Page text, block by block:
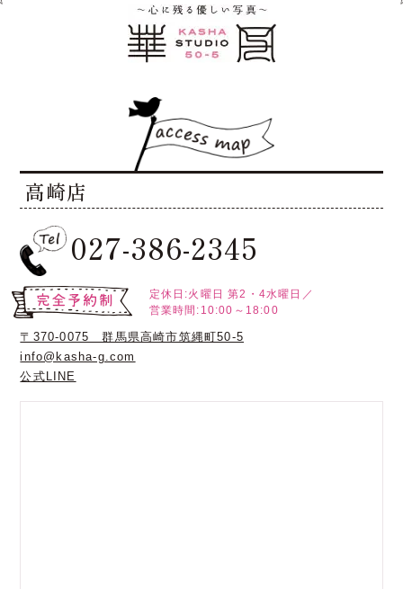
高崎店
027-386-2345
定休日:火曜日 第2・4水曜日／
営業時間:10:00～18:00
〒370-0075 群馬県高崎市筑縄町50-5
info@kasha-g.com
公式LINE